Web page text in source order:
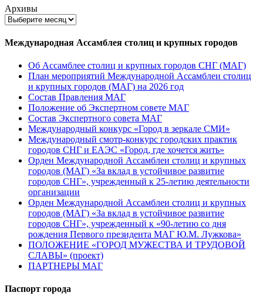
Архивы
Международная Ассамблея столиц и крупных городов
Об Ассамблее столиц и крупных городов СНГ (МАГ)
План мероприятий Международной Ассамблеи столиц
и крупных городов (МАГ) на 2026 год
Состав Правления МАГ
Положение об Экспертном совете МАГ
Состав Экспертного совета МАГ
Международный конкурс «Город в зеркале СМИ»
Международный смотр-конкурс городских практик
городов СНГ и ЕАЭС «Город, где хочется жить»
Орден Международной Ассамблеи столиц и крупных
городов (МАГ) «За вклад в устойчивое развитие
городов СНГ», учрежденный к 25-летию деятельности
организации
Орден Международной Ассамблеи столиц и крупных
городов (МАГ) «За вклад в устойчивое развитие
городов СНГ», учрежденный к «90-летию со дня
рождения Первого президента МАГ Ю.М. Лужкова»
ПОЛОЖЕНИЕ «ГОРОД МУЖЕСТВА И ТРУДОВОЙ
СЛАВЫ» (проект)
ПАРТНЕРЫ МАГ
Паспорт города